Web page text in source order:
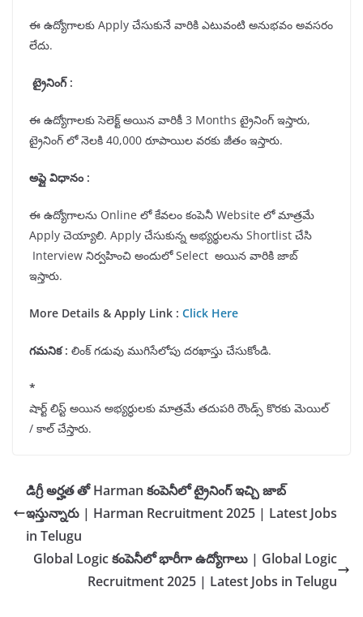
ఈ ఉద్యోగాలకు Apply చేసుకునే వారికి ఎటువంటి అనుభవం అవసరం
లేదు.
ట్రైనింగ్ :
ఈ ఉద్యోగాలకు సెలెక్ట్ అయిన వారికీ 3 Months ట్రైనింగ్ ఇస్తారు,
ట్రైనింగ్ లో నెలకి 40,000 రూపాయిల వరకు జీతం ఇస్తారు.
అప్లై విధానం :
ఈ ఉద్యోగాలను Online లో కేవలం కంపెనీ Website లో మాత్రమే
Apply చెయ్యాలి. Apply చేసుకున్న అభ్యర్థులను Shortlist చేసి
Interview నిర్వహించి అందులో Select అయిన వారికి జాబ్
ఇస్తారు.
More Details & Apply Link : Click Here
గమనిక: లింక్ గడువు ముగిసేలోపు దరఖాస్తు చేసుకోండి.
*
షార్ట్ లిస్ట్ అయిన అభ్యర్ధులకు మాత్రమే తదుపరి రౌండ్స్ కొరకు మెయిల్
/ కాల్ చేస్తారు.
డిగ్రీ అర్హత తో Harman కంపెనీలో ట్రైనింగ్ ఇచ్చి జాబ్
ఇస్తున్నారు | Harman Recruitment 2025 | Latest Jobs
in Telugu
Global Logic కంపెనీలో భారీగా ఉద్యోగాలు | Global Logic
Recruitment 2025 | Latest Jobs in Telugu